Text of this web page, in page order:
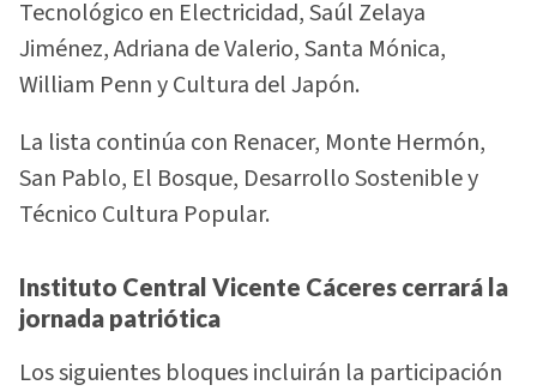
Tecnológico en Electricidad, Saúl Zelaya
Jiménez, Adriana de Valerio, Santa Mónica,
William Penn y Cultura del Japón.
La lista continúa con Renacer, Monte Hermón,
San Pablo, El Bosque, Desarrollo Sostenible y
Técnico Cultura Popular.
Instituto Central Vicente Cáceres cerrará la
jornada patriótica
Los siguientes bloques incluirán la participación